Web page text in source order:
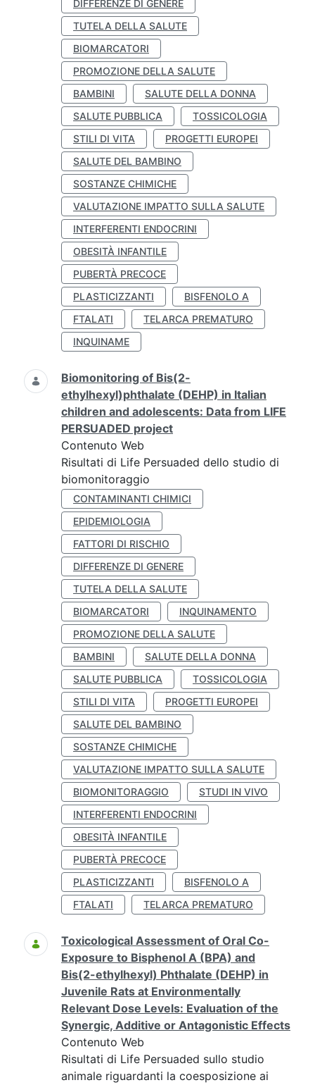
DIFFERENZE DI GENERE
TUTELA DELLA SALUTE
BIOMARCATORI
PROMOZIONE DELLA SALUTE
BAMBINI
SALUTE DELLA DONNA
SALUTE PUBBLICA
TOSSICOLOGIA
STILI DI VITA
PROGETTI EUROPEI
SALUTE DEL BAMBINO
SOSTANZE CHIMICHE
VALUTAZIONE IMPATTO SULLA SALUTE
INTERFERENTI ENDOCRINI
OBESITÀ INFANTILE
PUBERTÀ PRECOCE
PLASTICIZZANTI
BISFENOLO A
FTALATI
TELARCA PREMATURO
INQUINAME
Biomonitoring of Bis(2-
ethylhexyl)phthalate (DEHP) in Italian
children and adolescents: Data from LIFE
PERSUADED project
Contenuto Web
Risultati di Life Persuaded dello studio di
biomonitoraggio
CONTAMINANTI CHIMICI
EPIDEMIOLOGIA
FATTORI DI RISCHIO
DIFFERENZE DI GENERE
TUTELA DELLA SALUTE
BIOMARCATORI
INQUINAMENTO
PROMOZIONE DELLA SALUTE
BAMBINI
SALUTE DELLA DONNA
SALUTE PUBBLICA
TOSSICOLOGIA
STILI DI VITA
PROGETTI EUROPEI
SALUTE DEL BAMBINO
SOSTANZE CHIMICHE
VALUTAZIONE IMPATTO SULLA SALUTE
BIOMONITORAGGIO
STUDI IN VIVO
INTERFERENTI ENDOCRINI
OBESITÀ INFANTILE
PUBERTÀ PRECOCE
PLASTICIZZANTI
BISFENOLO A
FTALATI
TELARCA PREMATURO
Toxicological Assessment of Oral Co-
Exposure to Bisphenol A (BPA) and
Bis(2-ethylhexyl) Phthalate (DEHP) in
Juvenile Rats at Environmentally
Relevant Dose Levels: Evaluation of the
Synergic, Additive or Antagonistic Effects
Contenuto Web
Risultati di Life Persuaded sullo studio
animale riguardanti la coesposizione ai